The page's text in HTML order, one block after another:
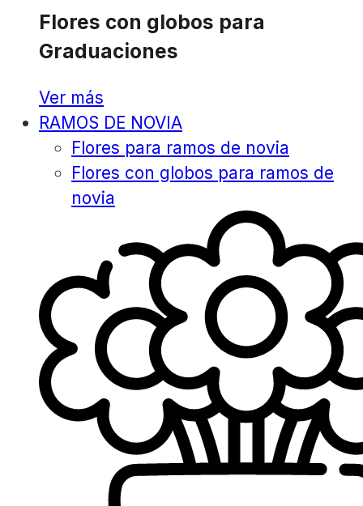
Flores con globos para
Graduaciones
Ver más
RAMOS DE NOVIA
Flores para ramos de novia
Flores con globos para ramos de
novia